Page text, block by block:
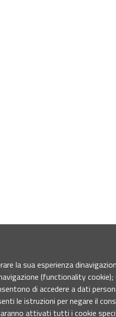
la sua esperienza
(functionality
di accedere a dati
le istruzioni per negare il
attivati tutti i cookie